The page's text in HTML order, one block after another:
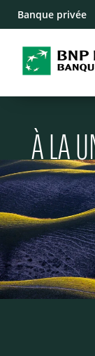
Banque privée
À LA